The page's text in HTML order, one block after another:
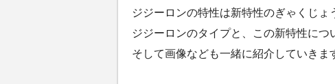
ジジーロンの特性は新特性のぎゃくじょ
ジジーロンのタイプと、この新特性につ
そして画像なども一緒に紹介していきま